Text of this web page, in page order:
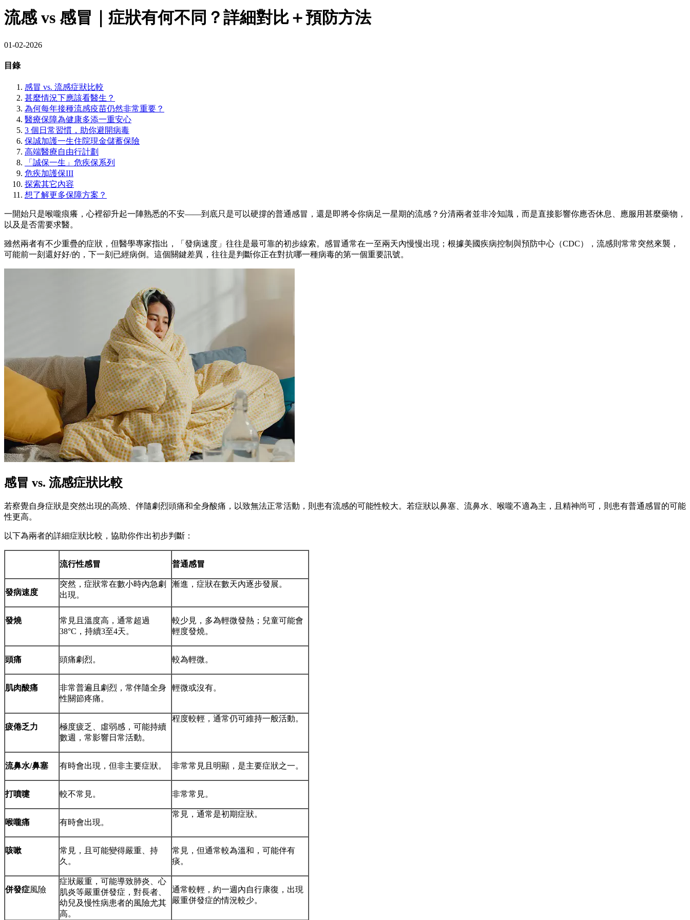
流感 vs 感冒｜症狀有何不同？詳細對比＋預防方法
01-02-2026
目錄
感冒 vs. 流感症狀比較
甚麼情況下應該看醫生？
為何每年接種流感疫苗仍然非常重要？
醫療保障為健康多添一重安心
3 個日常習慣，助你避開病毒
保誠加護一生住院現金儲蓄保險
高端醫療自由行計劃
「誠保一生」危疾保系列
危疾加護保III
探索其它內容
想了解更多保障方案？
一開始只是喉嚨痕癢，心裡卻升起一陣熟悉的不安——到底只是可以硬撐的普通感冒，還是即將令你病足一星期的流感？分清兩者並非冷知識，而是直接影響你應否休息、應服用甚麼藥物，
以及是否需要求醫。
雖然兩者有不少重疊的症狀，但醫學專家指出，「發病速度」往往是最可靠的初步線索。感冒通常在一至兩天內慢慢出現；根據美國疾病控制與預防中心（CDC），流感則常常突然來襲，
可能前一刻還好好/的，下一刻已經病倒。這個關鍵差異，往往是判斷你正在對抗哪一種病毒的第一個重要訊號。
感冒 vs. 流感症狀比較
若察覺自身症狀是突然出現的高燒、伴隨劇烈頭痛和全身酸痛，以致無法正常活動，則患有流感的可能性較大。若症狀以鼻塞、流鼻水、喉嚨不適為主，且精神尚可，則患有普通感冒的可能
性更高。
以下為兩者的詳細症狀比較，協助你作出初步判斷：
流行性感冒 普通感冒
發病速度
突然，症狀常在數小時內急劇
出現。
漸進，症狀在數天內逐步發展。
發燒
常見且溫度高，通常超過
38°C，持續3至4天。
較少見，多為輕微發熱；兒童可能會
輕度發燒。
頭痛 頭痛劇烈。 較為輕微。
肌肉酸痛
非常普遍且劇烈，常伴隨全身
性關節疼痛。
輕微或沒有。
疲倦乏力
極度疲乏、虛弱感，可能持續
數週，常影響日常活動。
程度較輕，通常仍可維持一般活動。
流鼻水/鼻塞 有時會出現，但非主要症狀。 非常常見且明顯，是主要症狀之一。
打噴嚏 較不常見。 非常常見。
喉嚨痛 有時會出現。
常見，通常是初期症狀。
咳嗽
常見，且可能變得嚴重、持
久。
常見，但通常較為溫和，可能伴有
痰。
併發症風險
症狀嚴重，可能導致肺炎、心
肌炎等嚴重併發症，對長者、
幼兒及慢性病患者的風險尤其
高。
通常較輕，約一週內自行康復，出現
嚴重併發症的情況較少。